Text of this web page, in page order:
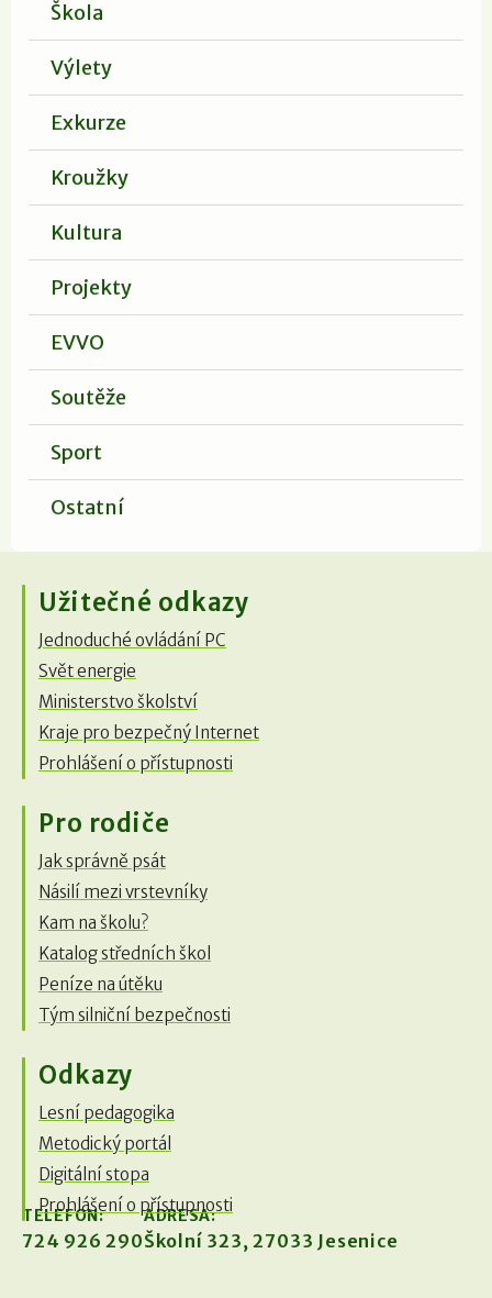
Škola
Výlety
Exkurze
Kroužky
Kultura
Projekty
EVVO
Soutěže
Sport
Ostatní
Užitečné odkazy
Jednoduché ovládání PC
Svět energie
Ministerstvo školství
Kraje pro bezpečný Internet
Prohlášení o přístupnosti
Pro rodiče
Jak správně psát
Násilí mezi vrstevníky
Kam na školu?
Katalog středních škol
Peníze na útěku
Tým silniční bezpečnosti
Odkazy
Lesní pedagogika
Metodický portál
Digitální stopa
Prohlášení o přístupnosti
TELEFON:
724 926 290
ADRESA:
Školní 323, 27033 Jesenice